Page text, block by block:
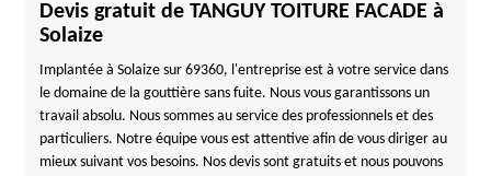
Devis gratuit de TANGUY TOITURE FACADE à
Solaize
Implantée à Solaize sur 69360, l'entreprise est à votre service dans
le domaine de la gouttière sans fuite. Nous vous garantissons un
travail absolu. Nous sommes au service des professionnels et des
particuliers. Notre équipe vous est attentive afin de vous diriger au
mieux suivant vos besoins. Nos devis sont gratuits et nous pouvons